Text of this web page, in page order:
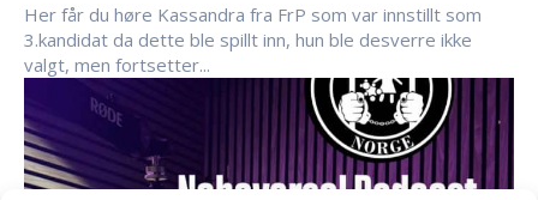
Her får du høre Kassandra fra FrP som var innstillt som
3.kandidat da dette ble spillt inn, hun ble desverre ikke
valgt, men fortsetter...